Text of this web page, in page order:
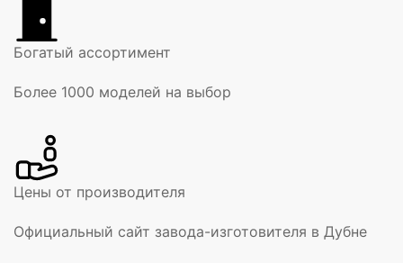
Богатый ассортимент
Более 1000 моделей на выбор
Цены от производителя
Официальный сайт завода-изготовителя в Дубне